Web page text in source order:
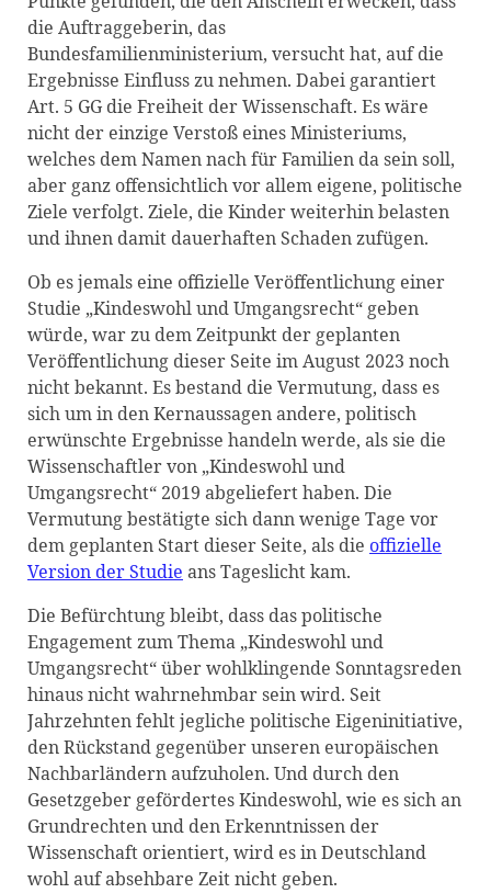
die Auftraggeberin, das
Bundesfamilienministerium, versucht hat, auf die
Ergebnisse Einfluss zu nehmen. Dabei garantiert
Art. 5 GG die Freiheit der Wissenschaft. Es wäre
nicht der einzige Verstoß eines Ministeriums,
welches dem Namen nach für Familien da sein soll,
aber ganz offensichtlich vor allem eigene, politische
Ziele verfolgt. Ziele, die Kinder weiterhin belasten
und ihnen damit dauerhaften Schaden zufügen.
Ob es jemals eine offizielle Veröffentlichung einer
Studie „Kindeswohl und Umgangsrecht“ geben
würde, war zu dem Zeitpunkt der geplanten
Veröffentlichung dieser Seite im August 2023 noch
nicht bekannt. Es bestand die Vermutung, dass es
sich um in den Kernaussagen andere, politisch
erwünschte Ergebnisse handeln werde, als sie die
Wissenschaftler von „Kindeswohl und
Umgangsrecht“ 2019 abgeliefert haben. Die
Vermutung bestätigte sich dann wenige Tage vor
dem geplanten Start dieser Seite, als die offizielle
Version der Studie ans Tageslicht kam.
Die Befürchtung bleibt, dass das politische
Engagement zum Thema „Kindeswohl und
Umgangsrecht“ über wohlklingende Sonntagsreden
hinaus nicht wahrnehmbar sein wird. Seit
Jahrzehnten fehlt jegliche politische Eigeninitiative,
den Rückstand gegenüber unseren europäischen
Nachbarländern aufzuholen. Und durch den
Gesetzgeber gefördertes Kindeswohl, wie es sich an
Grundrechten und den Erkenntnissen der
Wissenschaft orientiert, wird es in Deutschland
wohl auf absehbare Zeit nicht geben.